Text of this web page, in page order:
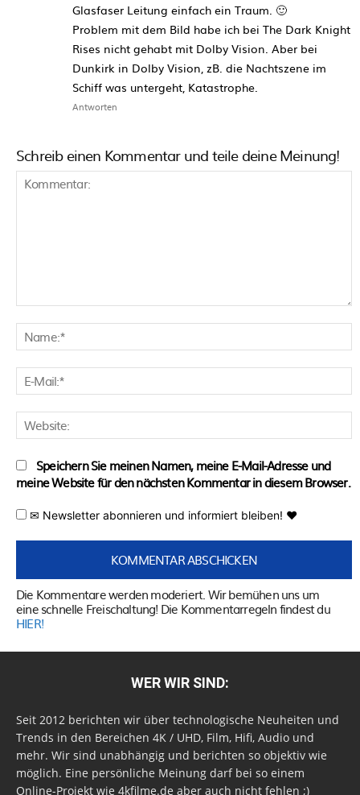
Glasfaser Leitung einfach ein Traum. 🙂
Problem mit dem Bild habe ich bei The Dark Knight
Rises nicht gehabt mit Dolby Vision. Aber bei
Dunkirk in Dolby Vision, zB. die Nachtszene im
Schiff was untergeht, Katastrophe.
Antworten
Schreib einen Kommentar und teile deine Meinung!
Speichern Sie meinen Namen, meine E-Mail-Adresse und
meine Website für den nächsten Kommentar in diesem Browser.
✉ Newsletter abonnieren und informiert bleiben! ♥
Die Kommentare werden moderiert. Wir bemühen uns um
eine schnelle Freischaltung! Die Kommentarregeln findest du
HIER!
WER WIR SIND:
Seit 2012 berichten wir über technologische Neuheiten und
Trends in den Bereichen 4K / UHD, Film, Hifi, Audio und
mehr. Wir sind unabhängig und berichten so objektiv wie
möglich. Eine persönliche Meinung darf bei so einem
Online-Projekt wie 4kfilme.de aber auch nicht fehlen ;)